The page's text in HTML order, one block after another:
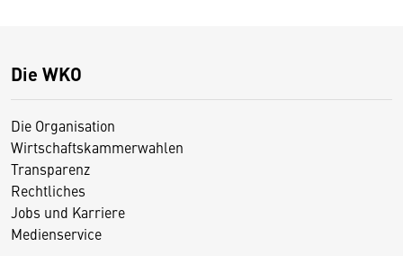
Die WKO
Die Organisation
Wirtschaftskammerwahlen
Transparenz
Rechtliches
Jobs und Karriere
Medienservice